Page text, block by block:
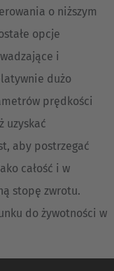
o niższym
opcje
i
dużo
prędkości
uzyskać
aby postrzegać
całość i w
stopę zwrotu.
do żywotności w